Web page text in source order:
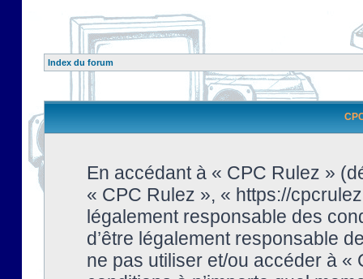
Index du forum
En accédant à « CPC Rulez »
« CPC Rulez », « https://
légalement responsable des
d’être légalement responsable
ne pas utiliser et/ou accéder à